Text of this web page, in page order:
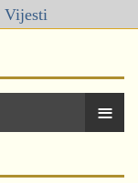
Vijesti
≡